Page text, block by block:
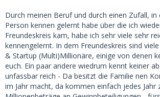
Um deine Frage zu beantworten: ich biete
EUR pro Treffen und das ist
Durch meinen Beruf und durch einen Zufall, in
Person kennen gelernt habe über die ich
Freundeskreis kam, habe ich sehr viele sehr
kennengelernt. In dem Freundeskreis sind
& Startup (Multi)Millionäre, einige von denen
euch. Ein paar andere wiedrum kennt keiner
unfassbar reich - Da besitzt die Familie nen
im Jahr macht, da kommen einfach jedes Jahr